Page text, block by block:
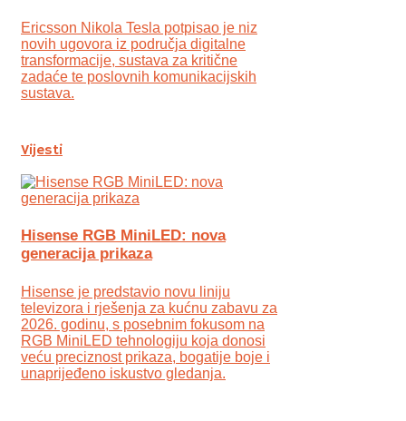
Ericsson Nikola Tesla potpisao je niz
novih ugovora iz područja digitalne
transformacije, sustava za kritične
zadaće te poslovnih komunikacijskih
sustava.
Vijesti
Hisense RGB MiniLED: nova
generacija prikaza
Hisense je predstavio novu liniju
televizora i rješenja za kućnu zabavu za
2026. godinu, s posebnim fokusom na
RGB MiniLED tehnologiju koja donosi
veću preciznost prikaza, bogatije boje i
unaprijeđeno iskustvo gledanja.